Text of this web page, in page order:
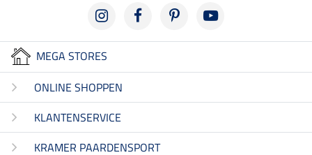
MEGA STORES
ONLINE SHOPPEN
KLANTENSERVICE
KRAMER PAARDENSPORT